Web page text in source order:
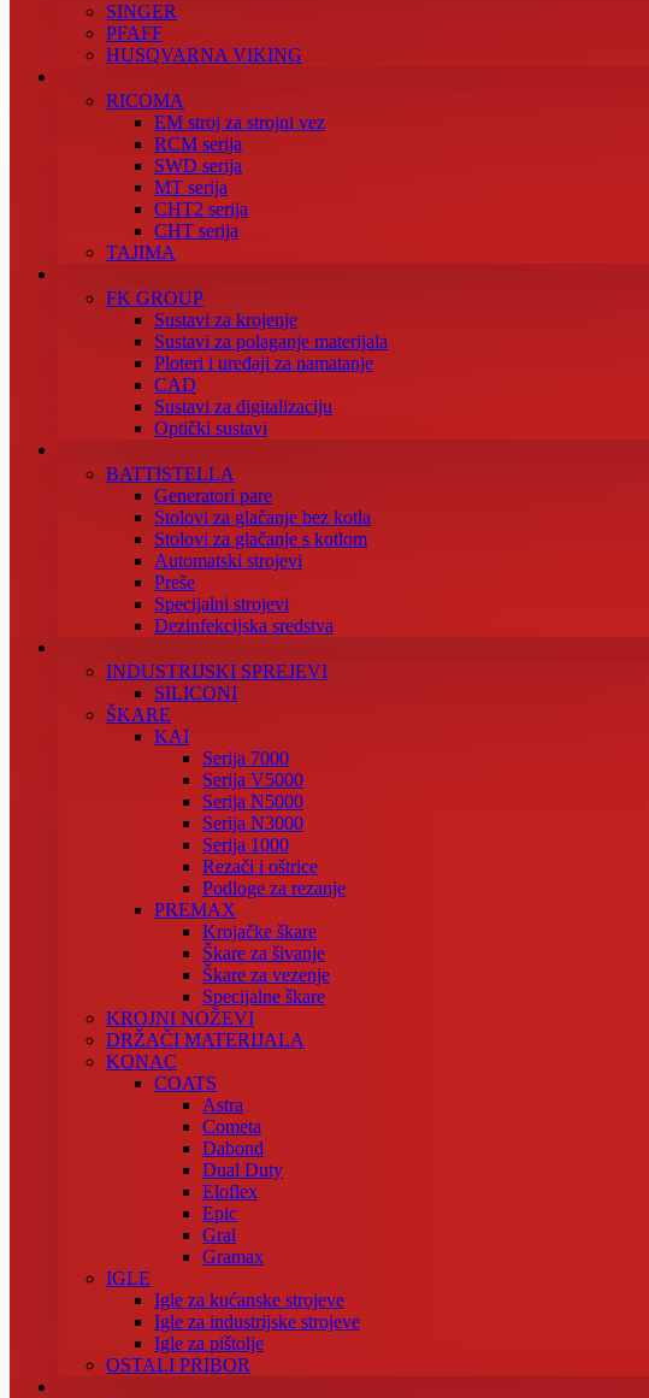
SINGER
PFAFF
HUSQVARNA VIKING
RICOMA
EM stroj za strojni vez
RCM serija
SWD serija
MT serija
CHT2 serija
CHT serija
TAJIMA
FK GROUP
Sustavi za krojenje
Sustavi za polaganje materijala
Ploteri i uređaji za namatanje
CAD
Sustavi za digitalizaciju
Optički sustavi
BATTISTELLA
Generatori pare
Stolovi za glačanje bez kotla
Stolovi za glačanje s kotlom
Automatski strojevi
Preše
Specijalni strojevi
Dezinfekcijska sredstva
INDUSTRIJSKI SPREJEVI
SILICONI
ŠKARE
KAI
Serija 7000
Serija V5000
Serija N5000
Serija N3000
Serija 1000
Rezači i oštrice
Podloge za rezanje
PREMAX
Krojačke škare
Škare za šivanje
Škare za vezenje
Specijalne škare
KROJNI NOŽEVI
DRŽAČI MATERIJALA
KONAC
COATS
Astra
Cometa
Dabond
Dual Duty
Eloflex
Epic
Gral
Gramax
IGLE
Igle za kućanske strojeve
Igle za industrijske strojeve
Igle za pištolje
OSTALI PRIBOR